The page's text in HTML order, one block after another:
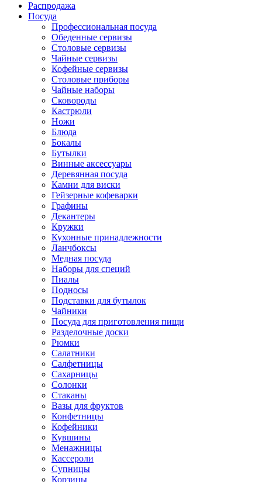
Распродажа
Посуда
Профессиональная посуда
Обеденные сервизы
Столовые сервизы
Чайные сервизы
Кофейные сервизы
Столовые приборы
Чайные наборы
Сковороды
Кастрюли
Ножи
Блюда
Бокалы
Бутылки
Винные аксессуары
Деревянная посуда
Камни для виски
Гейзерные кофеварки
Графины
Декантеры
Кружки
Кухонные принадлежности
Ланчбоксы
Медная посуда
Наборы для специй
Пиалы
Подносы
Подставки для бутылок
Чайники
Посуда для приготовления пищи
Разделочные доски
Рюмки
Салатники
Салфетницы
Сахарницы
Солонки
Стаканы
Вазы для фруктов
Конфетницы
Кофейники
Кувшины
Менажницы
Кассероли
Супницы
Корзины